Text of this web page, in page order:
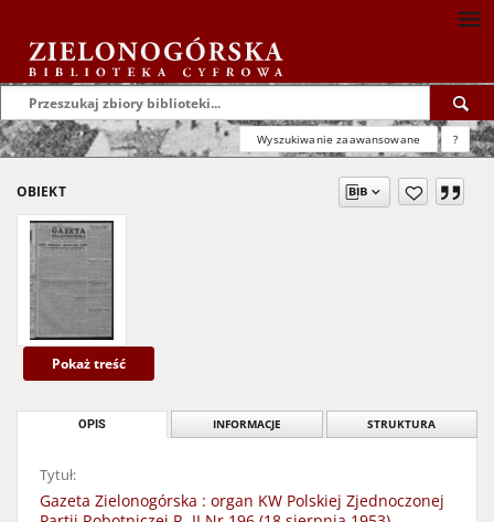
Wyszukiwanie zaawansowane ?
OBIEKT
Pokaż treść
OPIS INFORMACJE STRUKTURA
Tytuł:
Gazeta Zielonogórska : organ KW Polskiej Zjednoczonej